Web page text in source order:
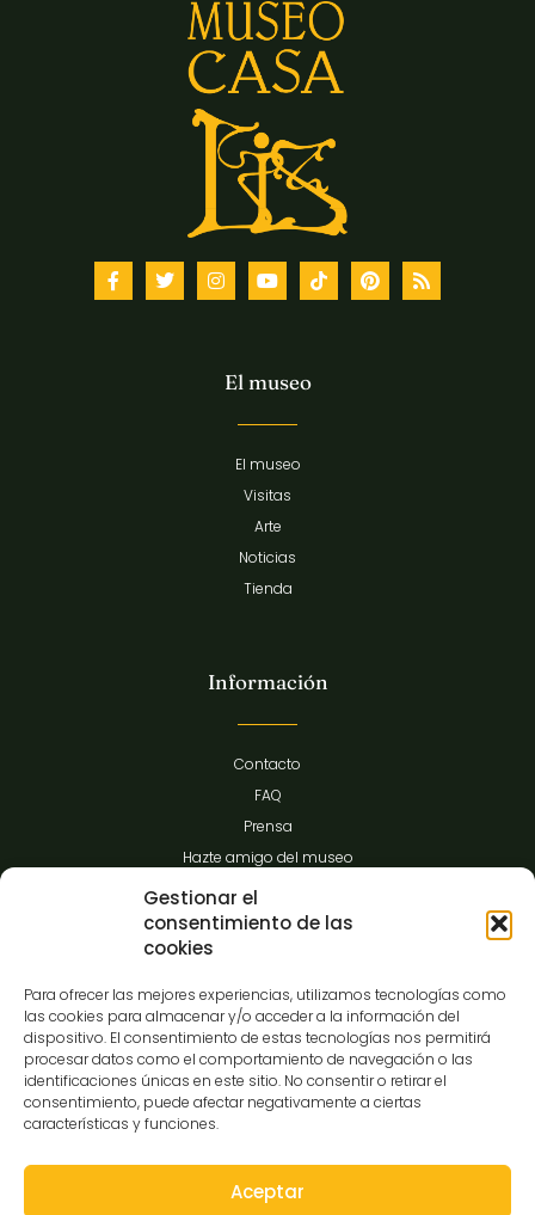
Gestionar el
consentimiento de las
cookies
Para ofrecer las mejores experiencias, utilizamos tecnologías como
las cookies para almacenar y/o acceder a la información del
dispositivo. El consentimiento de estas tecnologías nos permitirá
procesar datos como el comportamiento de navegación o las
identificaciones únicas en este sitio. No consentir o retirar el
consentimiento, puede afectar negativamente a ciertas
características y funciones.
Aceptar
El museo
El museo
Visitas
Arte
Noticias
Tienda
Información
Contacto
FAQ
Prensa
Hazte amigo del museo
Transparencia
C/Gibraltar,14
37008-Salamanca